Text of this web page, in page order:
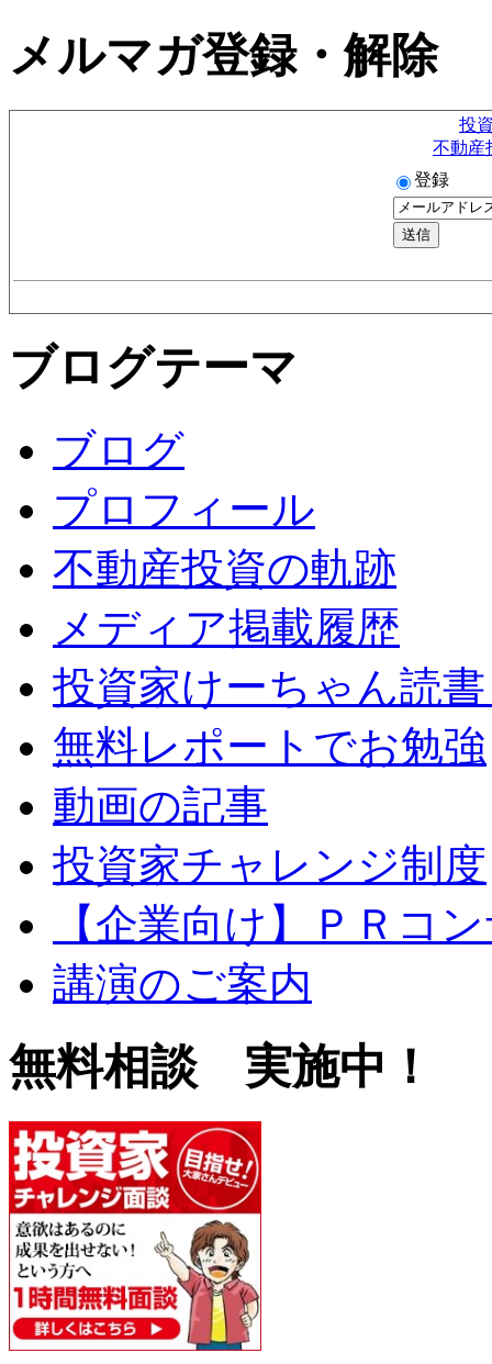
メルマガ登録・解除
投
不動産
登録
ブログテーマ
ブログ
プロフィール
不動産投資の軌跡
メディア掲載履歴
投資家けーちゃん読
無料レポートでお勉強
動画の記事
投資家チャレンジ制度
【企業向け】ＰＲコ
講演のご案内
無料相談 実施中！